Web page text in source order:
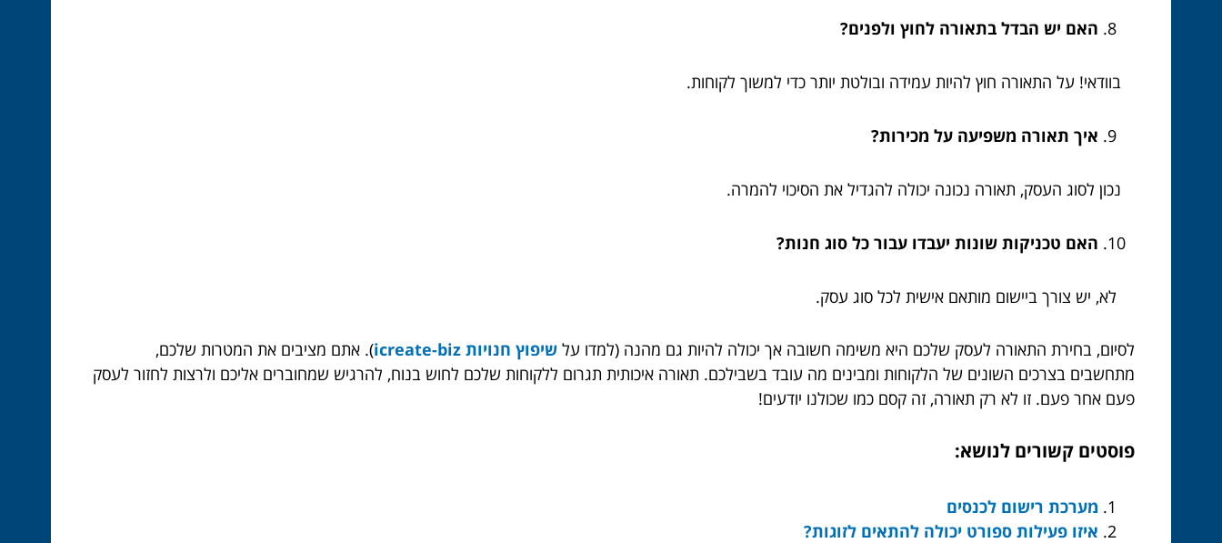
האם יש הבדל בתאורה לחוץ ולפנים?
בוודאי! על התאורה חוץ להיות עמידה ובולטת יותר כדי למשוך לקוחות.
איך תאורה משפיעה על מכירות?
נכון לסוג העסק, תאורה נכונה יכולה להגדיל את הסיכוי להמרה.
האם טכניקות שונות יעבדו עבור כל סוג חנות?
לא, יש צורך ביישום מותאם אישית לכל סוג עסק.
לסיום, בחירת התאורה לעסק שלכם היא משימה חשובה אך יכולה להיות גם מהנה (למדו על שיפוץ חנויות icreate-biz ). אתם מציבים את המטרות שלכם,
מתחשבים בצרכים השונים של הלקוחות ומבינים מה עובד בשבילכם. תאורה איכותית תגרום ללקוחות שלכם לחוש בנוח, להרגיש שמחוברים אליכם ולרצות לחזור לעסק
פעם אחר פעם. זו לא רק תאורה, זה קסם כמו שכולנו יודעים!
פוסטים קשורים לנושא:
מערכת רישום לכנסים
איזו פעילות ספורט יכולה להתאים לזוגות?